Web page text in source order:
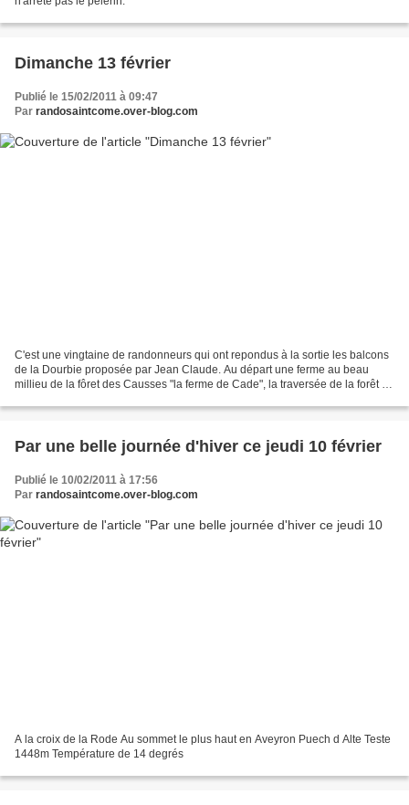
Dimanche 13 février
Publié le 15/02/2011 à 09:47
Par randosaintcome.over-blog.com
C'est une vingtaine de randonneurs qui ont repondus à la sortie les balcons
de la Dourbie proposée par Jean Claude. Au départ une ferme au beau
millieu de la fôret des Causses "la ferme de Cade", la traversée de la forêt de
Par une belle journée d'hiver ce jeudi 10 février
Publié le 10/02/2011 à 17:56
Par randosaintcome.over-blog.com
A la croix de la Rode Au sommet le plus haut en Aveyron Puech d Alte Teste
1448m Température de 14 degrés